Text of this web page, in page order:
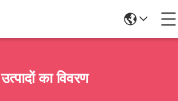
उत्पादों का विवरण